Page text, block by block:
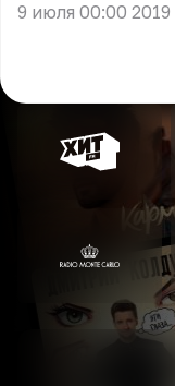
9 июля 00:00 2019